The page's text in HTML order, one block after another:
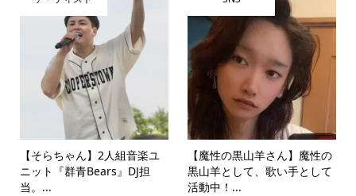
【そらちゃん】2人組音楽ユ
ニット『群青Bears』DJ担
当。...
【魔性の黒山羊さん】魔性の
黒山羊として、歌い手として
活動中！...